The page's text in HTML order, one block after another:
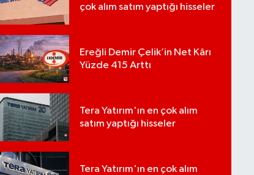
çok alım satım yaptığı hisseler
Ereğli Demir Çelik’in Net Kârı
Yüzde 415 Arttı
Tera Yatırım'ın en çok alım
satım yaptığı hisseler
Tera Yatırım'ın en çok alım